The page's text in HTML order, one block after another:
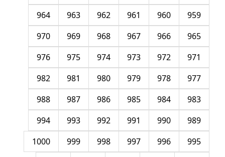
959
960
961
962
963
964
965
966
967
968
969
970
971
972
973
974
975
976
977
978
979
980
981
982
983
984
985
986
987
988
989
990
991
992
993
994
995
996
997
998
999
1000